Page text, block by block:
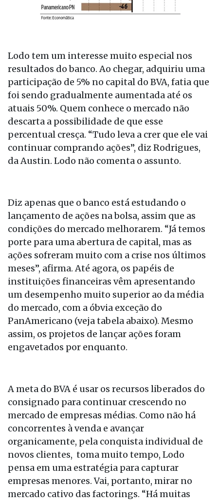
Lodo tem um interesse muito especial nos
resultados do banco. Ao chegar, adquiriu uma
participação de 5% no capital do BVA, fatia que
foi sendo gradualmente aumentada até os
atuais 50%. Quem conhece o mercado não
descarta a possibilidade de que esse
percentual cresça. “Tudo leva a crer que ele vai
continuar comprando ações”, diz Rodrigues,
da Austin. Lodo não comenta o assunto.
Diz apenas que o banco está estudando o
lançamento de ações na bolsa, assim que as
condições do mercado melhorarem. “Já temos
porte para uma abertura de capital, mas as
ações sofreram muito com a crise nos últimos
meses”, afirma. Até agora, os papéis de
instituições financeiras vêm apresentando
um desempenho muito superior ao da média
do mercado, com a óbvia exceção do
PanAmericano (veja tabela abaixo). Mesmo
assim, os projetos de lançar ações foram
engavetados por enquanto.
A meta do BVA é usar os recursos liberados do
consignado para continuar crescendo no
mercado de empresas médias. Como não há
concorrentes à venda e avançar
organicamente, pela conquista individual de
novos clientes, toma muito tempo, Lodo
pensa em uma estratégia para capturar
empresas menores. Vai, portanto, mirar no
mercado cativo das factorings. “Há muitas